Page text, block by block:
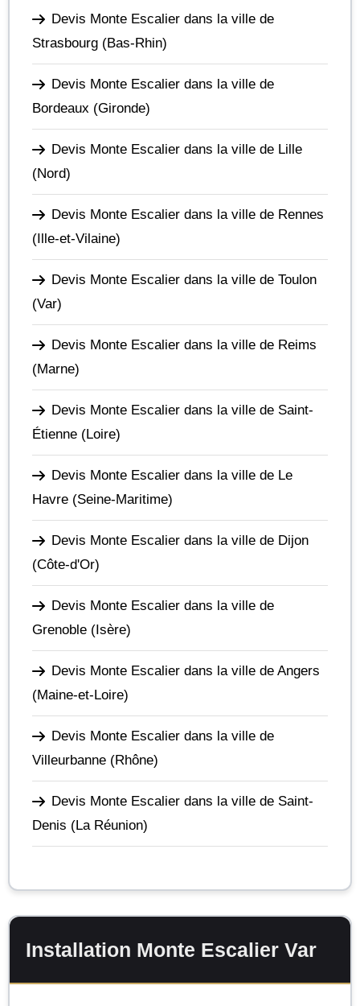
Devis Monte Escalier dans la ville de
Strasbourg (Bas-Rhin)
Devis Monte Escalier dans la ville de
Bordeaux (Gironde)
Devis Monte Escalier dans la ville de Lille
(Nord)
Devis Monte Escalier dans la ville de Rennes
(Ille-et-Vilaine)
Devis Monte Escalier dans la ville de Toulon
(Var)
Devis Monte Escalier dans la ville de Reims
(Marne)
Devis Monte Escalier dans la ville de Saint-
Étienne (Loire)
Devis Monte Escalier dans la ville de Le
Havre (Seine-Maritime)
Devis Monte Escalier dans la ville de Dijon
(Côte-d'Or)
Devis Monte Escalier dans la ville de
Grenoble (Isère)
Devis Monte Escalier dans la ville de Angers
(Maine-et-Loire)
Devis Monte Escalier dans la ville de
Villeurbanne (Rhône)
Devis Monte Escalier dans la ville de Saint-
Denis (La Réunion)
Installation Monte Escalier Var